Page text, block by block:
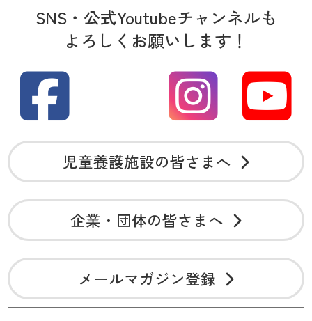
SNS・公式Youtubeチャンネルも
よろしくお願いします！
児童養護施設の皆さまへ
企業・団体の皆さまへ
メールマガジン登録